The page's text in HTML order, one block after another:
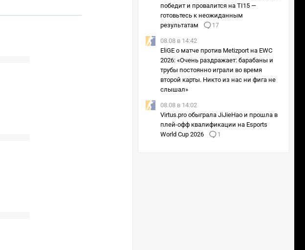
победит и провалится на TI15 —
готовьтесь к неожиданным
результатам
17
08.08 в 14:42
EliGE о матче против Metizport на EWC
2026: «Очень раздражает: барабаны и
трубы постоянно играли во время
второй карты. Никто из нас ни фига не
слышал»
08.08 в 14:02
Virtus.pro обыграла JiJieHao и прошла в
плей-офф квалификации на Esports
World Cup 2026
1